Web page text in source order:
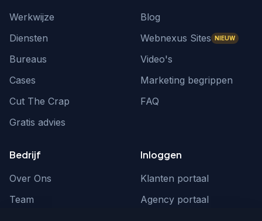
Werkwijze
Diensten
Bureaus
Cases
Cut The Crap
Gratis advies
Blog
Webnexus Sites NIEUW
Video's
Marketing begrippen
FAQ
Bedrijf
Over Ons
Team
Inloggen
Klanten portaal
Agency portaal